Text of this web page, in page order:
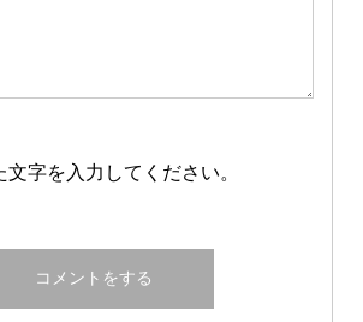
文字を入力してください。